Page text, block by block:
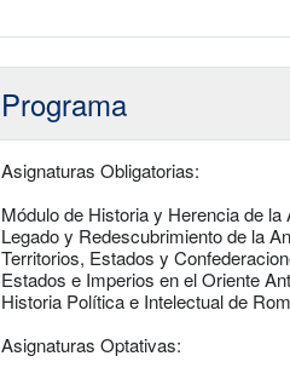
Programa
Asignaturas Obligatorias:
Módulo de Historia y Herencia de la
Legado y Redescubrimiento de la
Territorios, Estados y
Estados e Imperios en el Oriente
Historia Política e Intelectual de
Asignaturas Optativas: